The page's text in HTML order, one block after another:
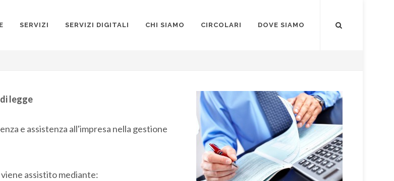
SERVIZI SERVIZI DIGITALI CHI SIAMO CIRCOLARI DOVE SIAMO
legge
e assistenza all'impresa nella gestione
assistito mediante: